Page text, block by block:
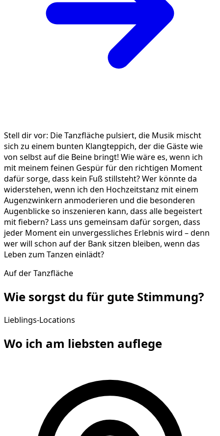
Stell dir vor: Die Tanzfläche pulsiert, die Musik mischt
sich zu einem bunten Klangteppich, der die Gäste wie
von selbst auf die Beine bringt! Wie wäre es, wenn ich
mit meinem feinen Gespür für den richtigen Moment
dafür sorge, dass kein Fuß stillsteht? Wer könnte da
widerstehen, wenn ich den Hochzeitstanz mit einem
Augenzwinkern anmoderieren und die besonderen
Augenblicke so inszenieren kann, dass alle begeistert
mit fiebern? Lass uns gemeinsam dafür sorgen, dass
jeder Moment ein unvergessliches Erlebnis wird – denn
wer will schon auf der Bank sitzen bleiben, wenn das
Leben zum Tanzen einlädt?
Auf der Tanzfläche
Wie sorgst du für gute Stimmung?
Lieblings-Locations
Wo ich am liebsten auflege